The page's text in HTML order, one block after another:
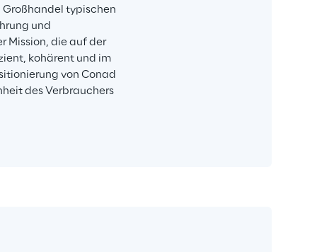
typischen
und
Mission, die auf der
kohärent und im
von Conad
des Verbrauchers